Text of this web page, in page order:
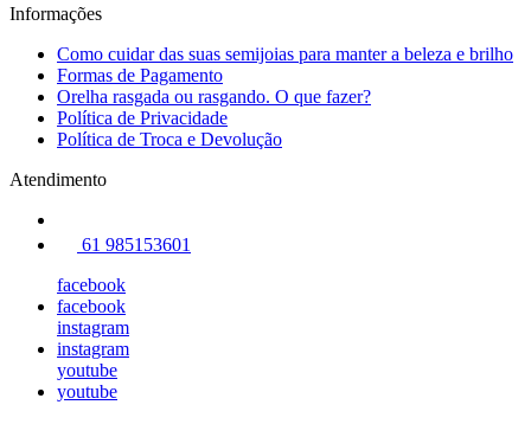
Informações
Como cuidar das suas semijoias para manter a beleza e brilho
Formas de Pagamento
Orelha rasgada ou rasgando. O que fazer?
Política de Privacidade
Política de Troca e Devolução
Atendimento
61 985153601
facebook
facebook
instagram
instagram
youtube
youtube